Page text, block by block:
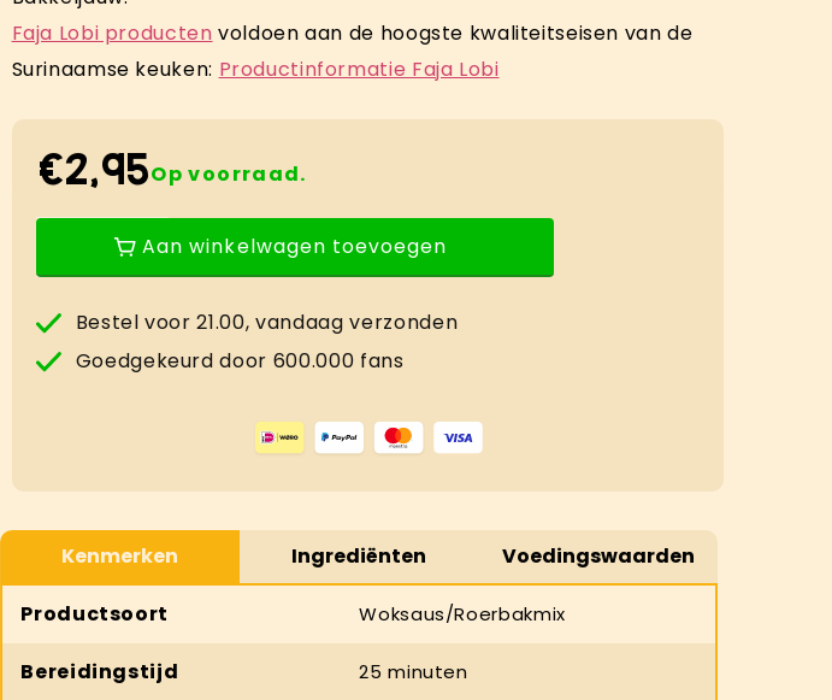
Faja Lobi producten voldoen aan de hoogste kwaliteitseisen van de
Surinaamse keuken: Productinformatie Faja Lobi
Normale
€2,95Op voorraad.
Aantal
verlagen
voor
Surinam
Trafasie
Aantal
verhogen
voor
Surinam
Trafasie
Aan winkelwagen toevoegen
Bestel voor 21.00, vandaag verzonden
Goedgekeurd door 600.000 fans
Kenmerken Ingrediënten Voedingswaarden
Productsoort Woksaus/Roerbakmix
Bereidingstijd 25 minuten